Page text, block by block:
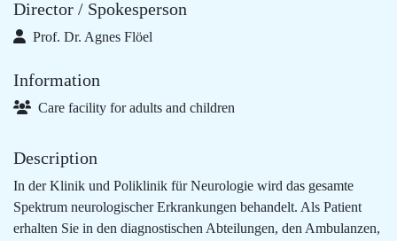
Director / Spokesperson
Prof. Dr. Agnes Flöel
Information
Care facility for adults and children
Description
In der Klinik und Poliklinik für Neurologie wird das gesamte
Spektrum neurologischer Erkrankungen behandelt. Als Patient
erhalten Sie in den diagnostischen Abteilungen, den Ambulanzen,